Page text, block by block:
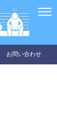
お問い合わせ